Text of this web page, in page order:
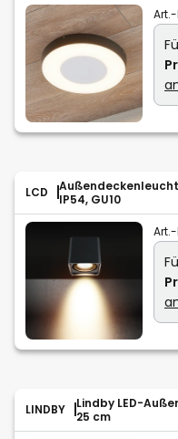
Art.-
LCD
IP54, GU10
Art.-
LINDBY
Lindby LED-
25 cm